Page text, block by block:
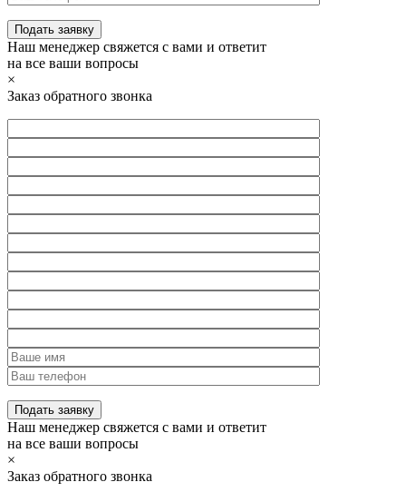
Наш менеджер свяжется с вами и ответит
на все ваши вопросы
×
Заказ обратного звонка
Наш менеджер свяжется с вами и ответит
на все ваши вопросы
×
Заказ обратного звонка